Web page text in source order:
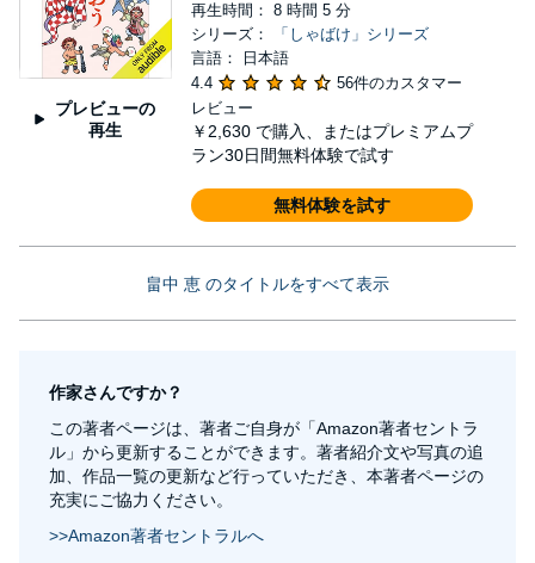
プレビューの
再生
再生時間： 8 時間 5 分
シリーズ：
「しゃばけ」シリーズ
言語： 日本語
4.4
56件のカスタマー
レビュー
￥2,630 で購入、またはプレミアムプ
ラン30日間無料体験で試す
無料体験を試す
畠中 恵 のタイトルをすべて表示
作家さんですか？
この著者ページは、著者ご自身が「Amazon著者セントラ
ル」から更新することができます。著者紹介文や写真の追
加、作品一覧の更新など行っていただき、本著者ページの
充実にご協力ください。
>>Amazon著者セントラルへ